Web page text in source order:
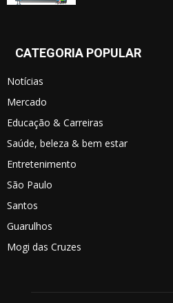
CATEGORIA POPULAR
Notícias
Mercado
Educação & Carreiras
Saúde, beleza & bem estar
Entretenimento
São Paulo
Santos
Guarulhos
Mogi das Cruzes